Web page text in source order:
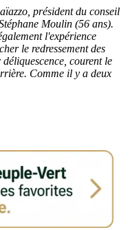
président du conseil
Moulin (56 ans).
l'expérience
le redressement des
courent le
Comme il y a deux